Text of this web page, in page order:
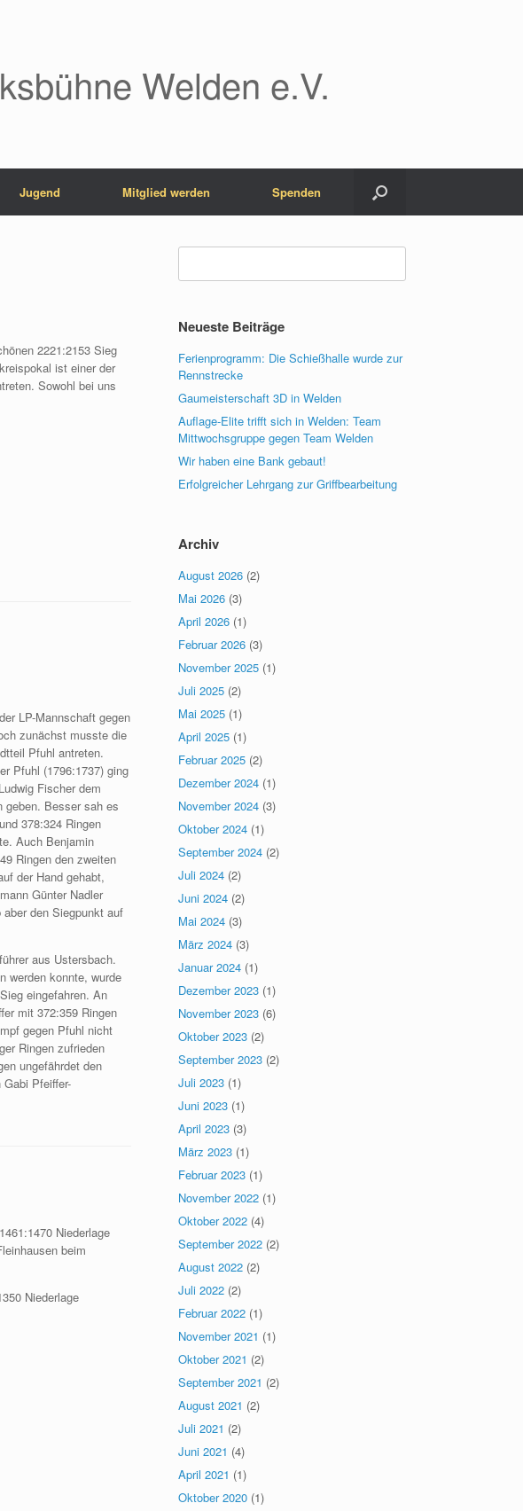
Welden e.V.
Jugend Mitglied werden Spenden
2221:2153 Sieg
ist einer der
Sowohl bei uns
LP-Mannschaft gegen
zunächst musste die
Pfuhl antreten.
Pfuhl (1796:1737) ging
Fischer dem
geben. Besser sah es
378:324 Ringen
Auch Benjamin
Ringen den zweiten
der Hand gehabt,
Günter Nadler
den Siegpunkt auf
aus Ustersbach.
werden konnte, wurde
eingefahren. An
mit 372:359 Ringen
gegen Pfuhl nicht
Ringen zufrieden
ungefährdet den
Pfeiffer-
Niederlage
beim
Niederlage
Suchen
Neueste Beiträge
Ferienprogramm: Die Schießhalle wurde zur
Rennstrecke
Gaumeisterschaft 3D in Welden
Auflage-Elite trifft sich in Welden: Team
Mittwochsgruppe gegen Team Welden
Wir haben eine Bank gebaut!
Erfolgreicher Lehrgang zur Griffbearbeitung
Archiv
August 2026 (2)
Mai 2026 (3)
April 2026 (1)
Februar 2026 (3)
November 2025 (1)
Juli 2025 (2)
Mai 2025 (1)
April 2025 (1)
Februar 2025 (2)
Dezember 2024 (1)
November 2024 (3)
Oktober 2024 (1)
September 2024 (2)
Juli 2024 (2)
Juni 2024 (2)
Mai 2024 (3)
März 2024 (3)
Januar 2024 (1)
Dezember 2023 (1)
November 2023 (6)
Oktober 2023 (2)
September 2023 (2)
Juli 2023 (1)
Juni 2023 (1)
April 2023 (3)
März 2023 (1)
Februar 2023 (1)
November 2022 (1)
Oktober 2022 (4)
September 2022 (2)
August 2022 (2)
Juli 2022 (2)
Februar 2022 (1)
November 2021 (1)
Oktober 2021 (2)
September 2021 (2)
August 2021 (2)
Juli 2021 (2)
Juni 2021 (4)
April 2021 (1)
Oktober 2020 (1)